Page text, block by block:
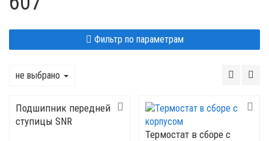
Фильтр по параметрам
не выбрано
Подшипник передней
ступицы SNR
Термостат в сборе с